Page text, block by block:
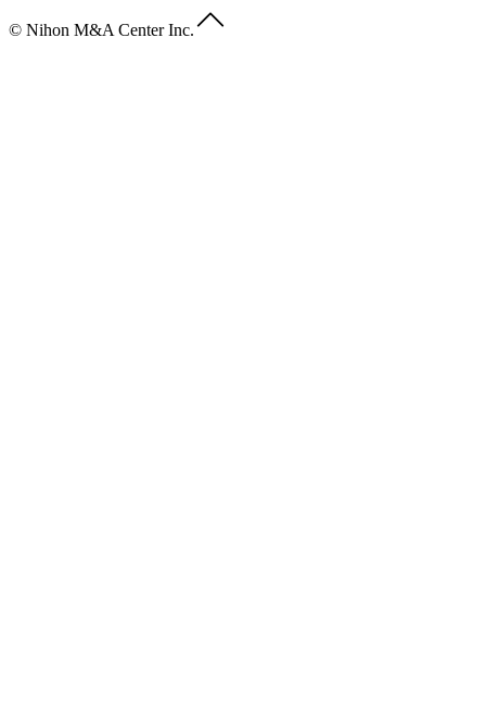
© Nihon M&A Center Inc.